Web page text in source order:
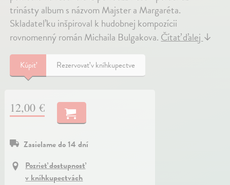
trinásty album s názvom Majster a Margaréta.
Skladateľku inšpiroval k hudobnej kompozícii
rovnomenný román Michaila Bulgakova.Čítať ďalej↓
Kúpiť Rezervovať v kníhkupectve
12,00 €
Zasielame do 14 dní
Pozrieť dostupnosť
v kníhkupectvách